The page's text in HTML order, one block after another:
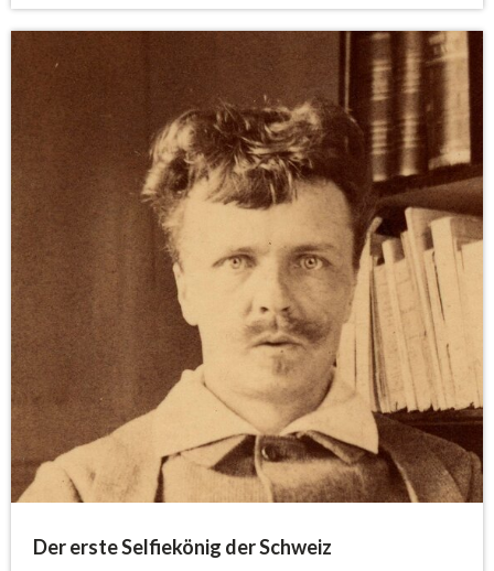
Der erste Selfiekönig der Schweiz